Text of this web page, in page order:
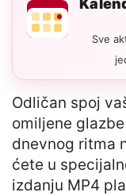
Sve
Odličan spoj
omiljene
dnevnog ritma
ćete u
izdanju MP4